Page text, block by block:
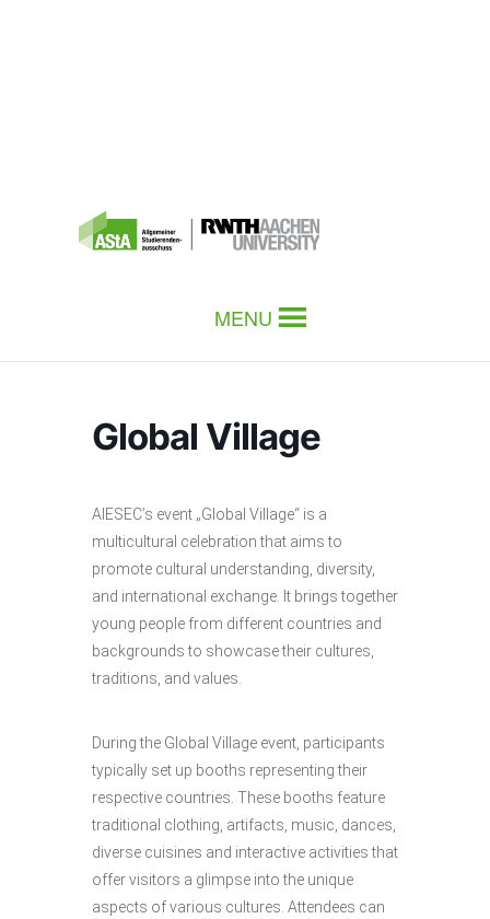
MENU
Global Village
AIESEC’s event „Global Village“ is a
multicultural celebration that aims to
promote cultural understanding, diversity,
and international exchange. It brings together
young people from different countries and
backgrounds to showcase their cultures,
traditions, and values.
During the Global Village event, participants
typically set up booths representing their
respective countries. These booths feature
traditional clothing, artifacts, music, dances,
diverse cuisines and interactive activities that
offer visitors a glimpse into the unique
aspects of various cultures. Attendees can